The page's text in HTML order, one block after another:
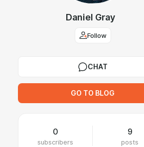
Daniel Gray
Follow
CHAT
GO TO BLOG
0
subscribers
9
posts